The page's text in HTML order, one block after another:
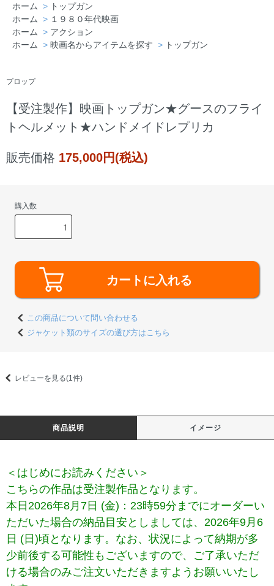
ホーム
> トップガン
ホーム
> １９８０年代映画
ホーム
> アクション
ホーム
> 映画名からアイテムを探す > トップガン
プロップ
【受注製作】映画トップガン★グースのフライ
トヘルメット★ハンドメイドレプリカ
販売価格 175,000円(税込)
購入数
カートに入れる
この商品について問い合わせる
ジャケット類のサイズの選び方はこちら
レビューを見る(1件)
商品説明 イメージ
＜はじめにお読みください＞
こちらの作品は受注製作品となります。
本日 2026年8月7日 (金) ：23時59分までにオーダーい
ただいた場合の納品目安としましては、 2026年9月6
日 (日)頃となります。なお、状況によって納期が多
少前後する可能性もございますので、ご了承いただ
ける場合のみご注文いただきますようお願いいたし